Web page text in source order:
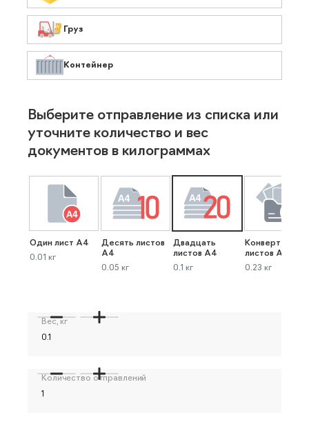
Груз
Контейнер
Выберите отправление из списка или
уточните количество и вес
документов в килограммах
Один лист А4
0.01 кг
Десять листов
А4
0.05 кг
Двадцать
листов А4
0.1 кг
Конверт до 40
листов А4
0.23 кг
Вес, кг
Количество отправлений